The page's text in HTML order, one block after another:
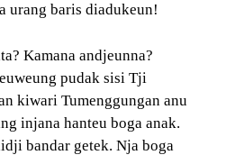
urang baris diadukeun!
Kamana andjeunna?
pudak sisi Tji
kiwari Tumenggungan anu
injana hanteu boga anak.
bandar getek. Nja boga